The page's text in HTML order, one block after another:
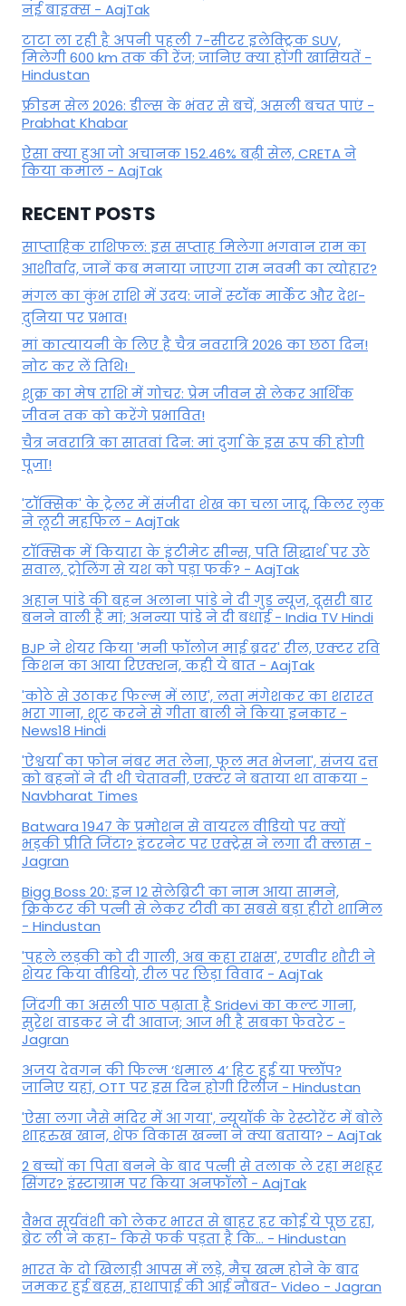
नई बाइक्स - AajTak
टाटा ला रही है अपनी पहली 7-सीटर इलेक्ट्रिक SUV,
मिलेगी 600 km तक की रेंज; जानिए क्या होंगी खासियतें -
Hindustan
फ्रीडम सेल 2026: डील्स के भंवर से बचें, असली बचत पाएं -
Prabhat Khabar
ऐसा क्या हुआ जो अचानक 152.46% बढ़ी सेल, CRETA ने
किया कमाल - AajTak
RECENT POSTS
साप्ताहिक राशिफल: इस सप्ताह मिलेगा भगवान राम का
आशीर्वाद, जानें कब मनाया जाएगा राम नवमी का त्योहार?
मंगल का कुंभ राशि में उदय: जानें स्‍टॉक मार्केट और देश-
दुनिया पर प्रभाव!
मां कात्‍यायनी के लिए है चैत्र नवरात्रि 2026 का छठा दिन!
नोट कर लें तिथि!
शुक्र का मेष राशि में गोचर: प्रेम जीवन से लेकर आर्थिक
जीवन तक को करेंगे प्रभावित!
चैत्र नवरात्रि का सातवां दिन: मां दुर्गा के इस रूप की होगी
पूजा!
'टॉक्सिक' के ट्रेलर में संजीदा शेख का चला जादू, किलर लुक
ने लूटी महफिल - AajTak
टॉक्सिक में कियारा के इंटीमेट सीन्स, पति सिद्धार्थ पर उठे
सवाल, ट्रोलिंग से यश को पड़ा फर्क? - AajTak
अहान पांडे की बहन अलाना पांडे ने दी गुड न्यूज, दूसरी बार
बनने वाली हैं मां; अनन्या पांडे ने दी बधाई - India TV Hindi
BJP ने शेयर किया 'मनी फॉलोज माई ब्रदर' रील, एक्टर रवि
किशन का आया रिएक्शन, कही ये बात - AajTak
'कोठे से उठाकर फिल्म में लाए', लता मंगेशकर का शरारत
भरा गाना, शूट करने से गीता बाली ने किया इनकार -
News18 Hindi
'ऐश्वर्या का फोन नंबर मत लेना, फूल मत भेजना', संजय दत्त
को बहनों ने दी थी चेतावनी, एक्टर ने बताया था वाकया -
Navbharat Times
Batwara 1947 के प्रमोशन से वायरल वीडियो पर क्यों
भड़की प्रीति जिंटा? इंटरनेट पर एक्ट्रेस ने लगा दी क्लास -
Jagran
Bigg Boss 20: इन 12 सेलेब्रिटी का नाम आया सामने,
क्रिकेटर की पत्नी से लेकर टीवी का सबसे बड़ा हीरो शामिल
- Hindustan
'पहले लड़की को दी गाली, अब कहा राक्षस', रणवीर शौरी ने
शेयर किया वीडियो, रील पर छिड़ा विवाद - AajTak
जिंदगी का असली पाठ पढ़ाता है Sridevi का कल्ट गाना,
सुरेश वाडकर ने दी आवाज; आज भी है सबका फेवरेट -
Jagran
अजय देवगन की फिल्म ‘धमाल 4’ हिट हुई या फ्लॉप?
जानिए यहां, OTT पर इस दिन होगी रिलीज - Hindustan
'ऐसा लगा जैसे मंदिर में आ गया', न्यूयॉर्क के रेस्टोरेंट में बोले
शाहरुख खान, शेफ विकास खन्ना ने क्या बताया? - AajTak
2 बच्चों का पिता बनने के बाद पत्नी से तलाक ले रहा मशहूर
सिंगर? इंस्टाग्राम पर किया अनफॉलो - AajTak
वैभव सूर्यवंशी को लेकर भारत से बाहर हर कोई ये पूछ रहा,
ब्रेट ली ने कहा- किसे फर्क पड़ता है कि… - Hindustan
भारत के दो खिलाड़ी आपस में लड़े, मैच खत्म होने के बाद
जमकर हुई बहस, हाथापाई की आई नौबत- Video - Jagran